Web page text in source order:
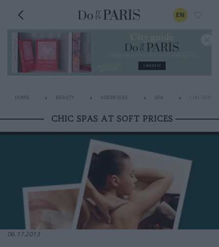
EN
HOME BEAUTY ADDRESSES SPA
CHIC SPAS AT SOFT PRICES
06.17.2013